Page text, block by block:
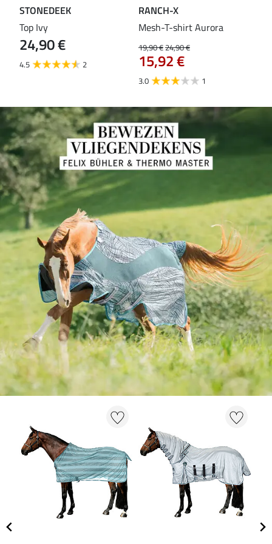
STONEDEEK
Top Ivy
24,90 €
4.5 2
RANCH-X
Mesh-T-shirt Aurora
19,90 €24,90 €
15,92 €
3.0 1